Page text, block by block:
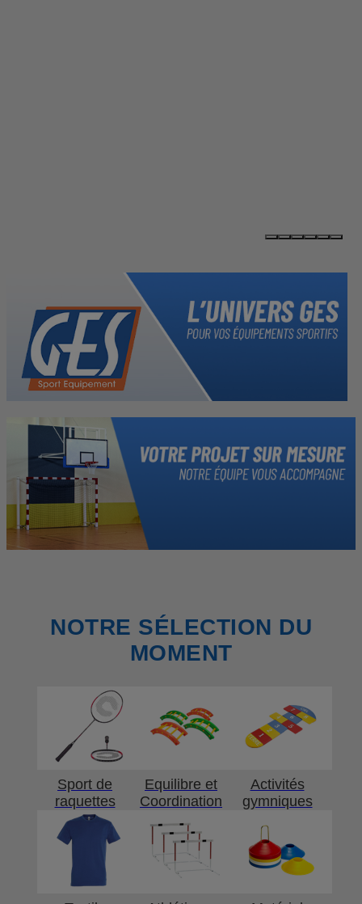
NOTRE SÉLECTION DU
MOMENT
Sport de
raquettes
Equilibre et
Coordination
Activités
gymniques